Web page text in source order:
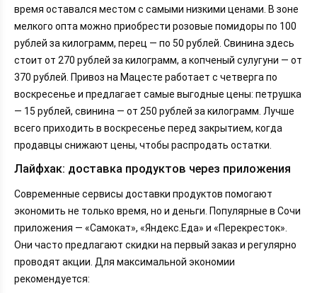
время оставался местом с самыми низкими ценами. В зоне
мелкого опта можно приобрести розовые помидоры по 100
рублей за килограмм, перец — по 50 рублей. Свинина здесь
стоит от 270 рублей за килограмм, а копченый сулугуни — от
370 рублей. Привоз на Мацесте работает с четверга по
воскресенье и предлагает самые выгодные цены: петрушка
— 15 рублей, свинина — от 250 рублей за килограмм. Лучше
всего приходить в воскресенье перед закрытием, когда
продавцы снижают цены, чтобы распродать остатки.
Лайфхак: доставка продуктов через приложения
Современные сервисы доставки продуктов помогают
экономить не только время, но и деньги. Популярные в Сочи
приложения — «Самокат», «Яндекс.Еда» и «Перекресток».
Они часто предлагают скидки на первый заказ и регулярно
проводят акции. Для максимальной экономии
рекомендуется: